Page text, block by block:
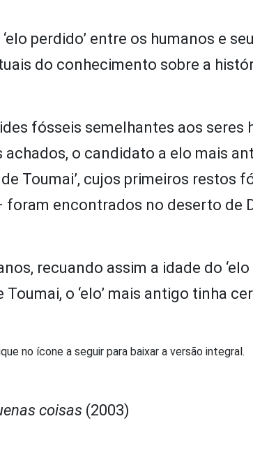
perdido’ entre os humanos e
do conhecimento sobre a
fósseis semelhantes aos seres
o candidato a elo mais
de Toumai’, cujos primeiros restos
encontrados no deserto de
recuando assim a idade do ‘elo
o ‘elo’ mais antigo tinha
no ícone a seguir para baixar a versão integral.
coisas (2003)